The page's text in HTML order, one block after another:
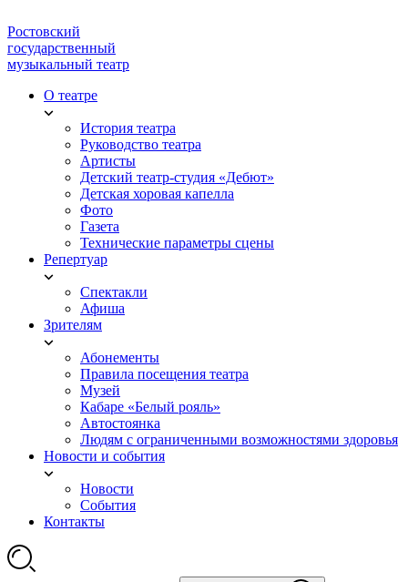
Ростовский
государственный
музыкальный театр
О театре
История театра
Руководство театра
Артисты
Детский театр-студия «Дебют»
Детская хоровая капелла
Фото
Газета
Технические параметры сцены
Репертуар
Спектакли
Афиша
Зрителям
Абонементы
Правила посещения театра
Музей
Кабаре «Белый рояль»
Автостоянка
Людям с ограниченными возможностями здоровья
Новости и события
Новости
События
Контакты